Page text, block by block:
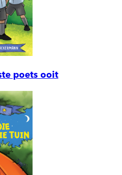
poets ooit